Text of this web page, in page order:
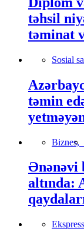
təhsil
təminat
Sosial
təmin
Biznes,
Ənənəvi
altında: